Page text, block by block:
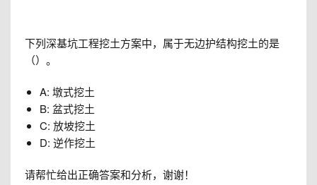
下列深基坑工程挖土方案中，属于无边护结构挖土的是
（）。
A: 墩式挖土
B: 盆式挖土
C: 放坡挖土
D: 逆作挖土
请帮忙给出正确答案和分析，谢谢！